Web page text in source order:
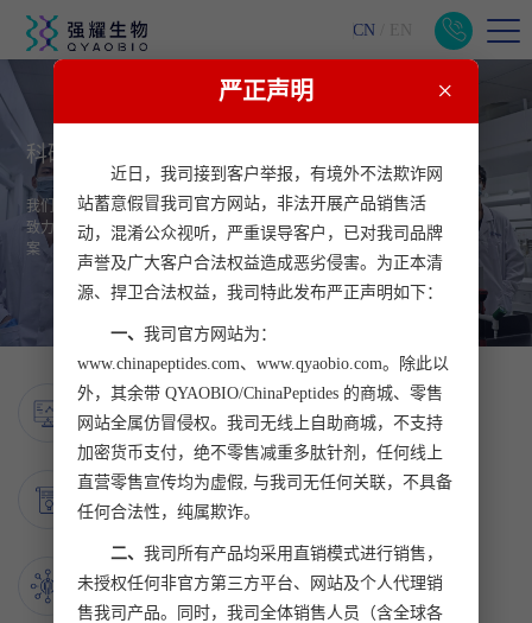
CN EN
科研工匠 实在 用心
我们是专注细节，追求极致的创新科研团队，崇尚工匠精神
致力于为客户提供更实在，更用心的生命科学科研服务解决方
案
18 年匠心研发
采用高标准内部质量监督审核，严守产品品质
300 +核心技术
成熟掌握多肽特殊修饰的核心技术
50000 +全球客户
客户遍布全球50多个国家及中国港澳台等地区
严正声明 ×
近日，我司接到客户举报，有境外不法欺诈网
站蓄意假冒我司官方网站，非法开展产品销售活
动，混淆公众视听，严重误导客户，已对我司品牌
声誉及广大客户合法权益造成恶劣侵害。为正本清
源、捍卫合法权益，我司特此发布严正声明如下：
一、 我司官方网站为：
www.chinapeptides.com、www.qyaobio.com。除此以
外，其余带 QYAOBIO/ChinaPeptides 的商城、零售
网站全属仿冒侵权。我司无线上自助商城，不支持
加密货币支付，绝不零售减重多肽针剂，任何线上
直营零售宣传均为虚假, 与我司无任何关联，不具备
任何合法性，纯属欺诈。
二、 我司所有产品均采用直销模式进行销售，
未授权任何非官方第三方平台、网站及个人代理销
售我司产品。同时，我司全体销售人员（含全球各